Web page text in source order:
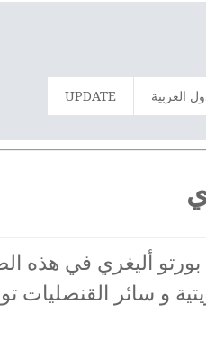
العربية UPDATE
بورتو أليغري في هذه
و سائر القنصليات